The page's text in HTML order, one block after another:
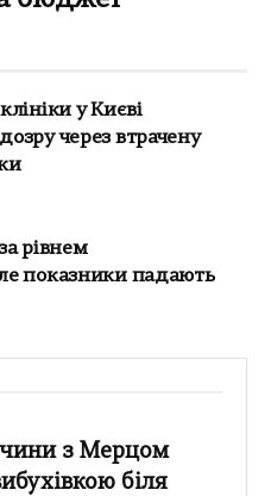
у Києві
через втрачену
рівнем
показники падають
з Мерцом
біля